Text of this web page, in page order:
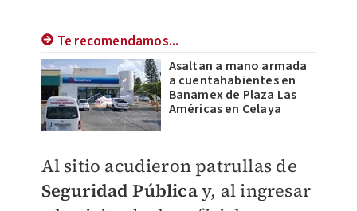
Te recomendamos...
Asaltan a mano armada
a cuentahabientes en
Banamex de Plaza Las
Américas en Celaya
Al sitio acudieron patrullas de
Seguridad Públicay, al ingresar